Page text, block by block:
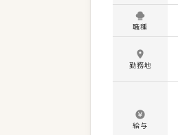
職種
勤務地
給与